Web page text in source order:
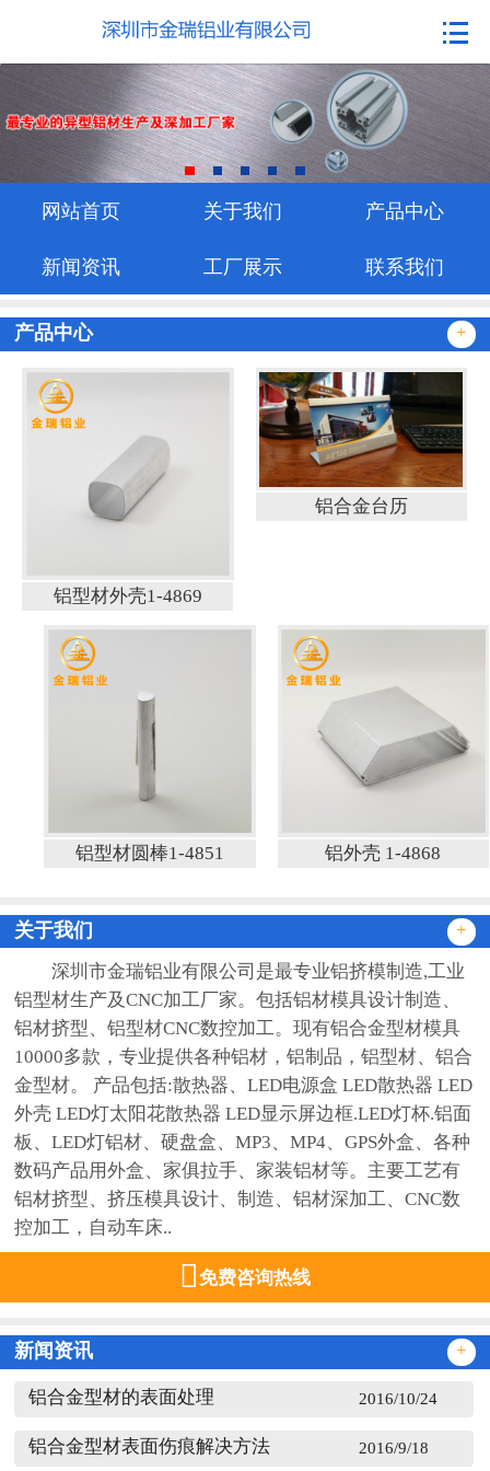
关于我们
产品中心
网站首页 关于我们 产品中心
新闻资讯 工厂展示 联系我们
产品中心 +
铝型材外壳1-4869
铝合金台历
铝型材圆棒1-4851 铝外壳 1-4868
关于我们 +
深圳市金瑞铝业有限公司是最专业铝挤模制造,工业
铝型材生产及CNC加工厂家。包括铝材模具设计制造、
铝材挤型、铝型材CNC数控加工。现有铝合金型材模具
10000多款，专业提供各种铝材，铝制品，铝型材、铝合
金型材。 产品包括:散热器、LED电源盒 LED散热器 LED
外壳 LED灯太阳花散热器 LED显示屏边框.LED灯杯.铝面
板、LED灯铝材、硬盘盒、MP3、MP4、GPS外盒、各种
数码产品用外盒、家俱拉手、家装铝材等。主要工艺有
铝材挤型、挤压模具设计、制造、铝材深加工、CNC数
控加工，自动车床..
免费咨询热线
新闻资讯 +
2016/10/24
铝合金型材的表面处理
2016/9/18
铝合金型材表面伤痕解决方法